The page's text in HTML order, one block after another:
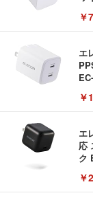
￥
エ
￥
エ
応
ク
￥